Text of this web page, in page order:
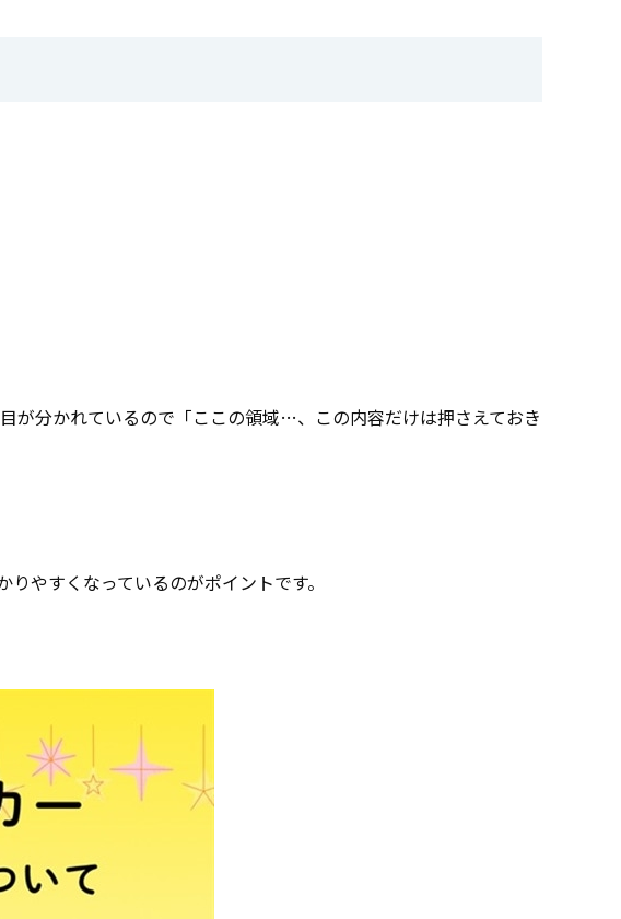
が分かれているので「ここの領域…、この内容だけは押さえておき
やすくなっているのがポイントです。